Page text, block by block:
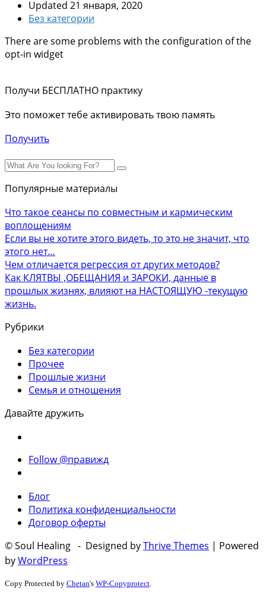
Updated 21 января, 2020
Без категории
There are some problems with the configuration of the
opt-in widget
Получи БЕСПЛАТНО практику
Это поможет тебе активировать твою память
Получить
Популярные материалы
Что такое сеансы по совместным и кармическим
воплощениям
Если вы не хотите этого видеть, то это не значит, что
этого нет…
Чем отличается регрессия от других методов?
Как КЛЯТВЫ ,ОБЕЩАНИЯ и ЗАРОКИ, данные в
прошлых жизнях, влияют на НАСТОЯЩУЮ -текущую
жизнь.
Рубрики
Без категории
Прочее
Прошлые жизни
Семья и отношения
Давайте дружить
Follow @правижд
Блог
Политика конфиденциальности
Договор оферты
© Soul Healing - Designed byThrive Themes | Powered
byWordPress
Copy Protected by Chetan's WP-Copyprotect.